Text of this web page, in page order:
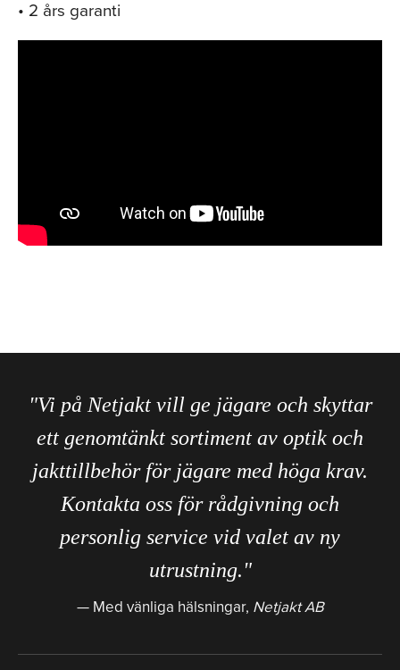
• 2 års garanti
"Vi på Netjakt vill ge jägare och skyttar
ett genomtänkt sortiment av optik och
jakttillbehör för jägare med höga krav.
Kontakta oss för rådgivning och
personlig service vid valet av ny
utrustning."
Med vänliga hälsningar, Netjakt AB